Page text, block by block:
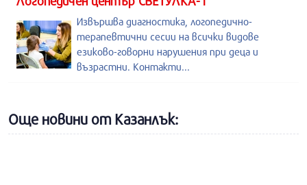
Извършва диагностика, логопедично-
терапевтични сесии на всички видове
езиково-говорни нарушения при деца и
възрастни. Контакти...
Още новини от Казанлък: